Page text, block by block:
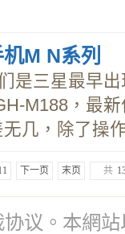
M N系列
是三星最早
M188，最
几，除了操
下一页 末页 共
议。本網